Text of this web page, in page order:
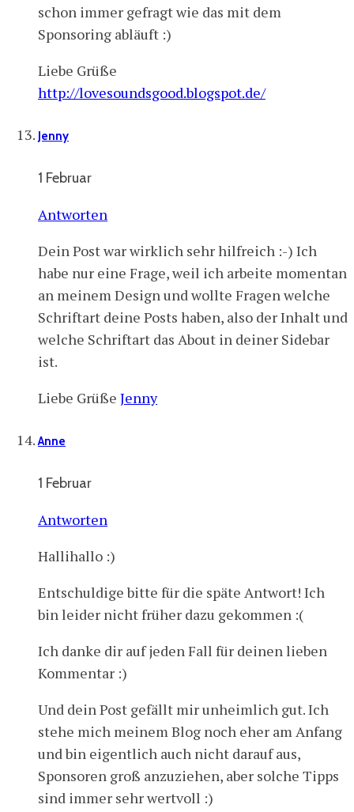
schon immer gefragt wie das mit dem
Sponsoring abläuft :)
Liebe Grüße
http://lovesoundsgood.blogspot.de/
Jenny
1 Februar
Antworten
Dein Post war wirklich sehr hilfreich :-) Ich
habe nur eine Frage, weil ich arbeite momentan
an meinem Design und wollte Fragen welche
Schriftart deine Posts haben, also der Inhalt und
welche Schriftart das About in deiner Sidebar
ist.
Liebe Grüße Jenny
Anne
1 Februar
Antworten
Hallihallo :)
Entschuldige bitte für die späte Antwort! Ich
bin leider nicht früher dazu gekommen :(
Ich danke dir auf jeden Fall für deinen lieben
Kommentar :)
Und dein Post gefällt mir unheimlich gut. Ich
stehe mich meinem Blog noch eher am Anfang
und bin eigentlich auch nicht darauf aus,
Sponsoren groß anzuziehen, aber solche Tipps
sind immer sehr wertvoll :)